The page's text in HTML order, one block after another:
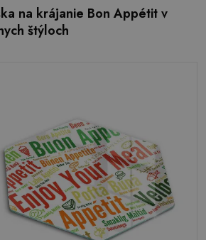
na krájanie Bon Appétit v
štýloch